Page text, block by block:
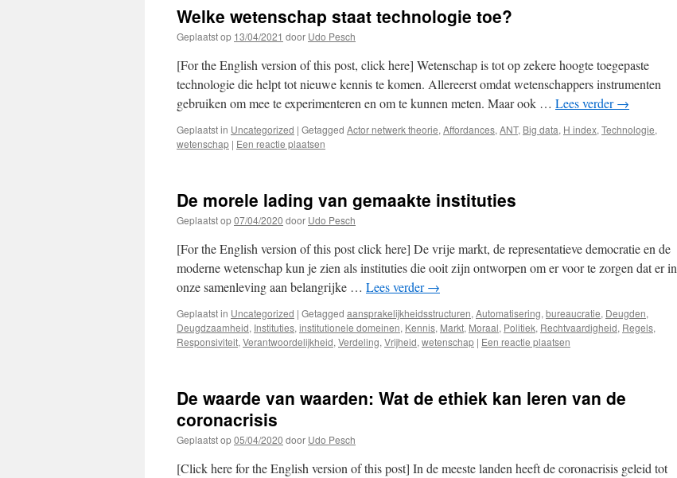
inhoud
Welke wetenschap staat technologie toe?
Geplaatst op 13/04/2021 door Udo Pesch
[For the English version of this post, click here] Wetenschap is tot op zekere hoogte toegepaste
technologie die helpt tot nieuwe kennis te komen. Allereerst omdat wetenschappers instrumenten
gebruiken om mee te experimenteren en om te kunnen meten. Maar ook … Lees verder→
Geplaatst in Uncategorized | Getagged Actor netwerk theorie, Affordances, ANT, Big data, H index, Technologie,
wetenschap | Een reactie plaatsen
De morele lading van gemaakte instituties
Geplaatst op07/04/2020 door Udo Pesch
[For the English version of this post click here] De vrije markt, de representatieve democratie en de
moderne wetenschap kun je zien als instituties die ooit zijn ontworpen om er voor te zorgen dat er in
onze samenleving aan belangrijke … Lees verder→
Geplaatst in Uncategorized | Getagged aansprakelijkheidsstructuren, Automatisering, bureaucratie, Deugden,
Deugdzaamheid, Instituties, institutionele domeinen, Kennis, Markt, Moraal, Politiek, Rechtvaardigheid, Regels,
Responsiviteit, Verantwoordelijkheid, Verdeling, Vrijheid, wetenschap | Een reactie plaatsen
De waarde van waarden: Wat de ethiek kan leren van de
coronacrisis
Geplaatst op05/04/2020 door Udo Pesch
[Click here for the English version of this post] In de meeste landen heeft de coronacrisis geleid tot